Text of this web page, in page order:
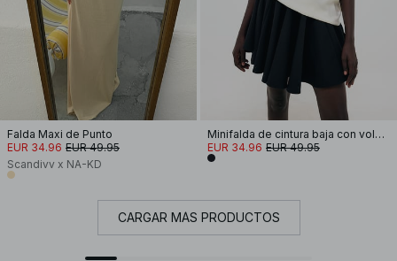
Falda Maxi de Punto
EUR 34.96 EUR 49.95
Scandivv x NA-KD
Minifalda de cintura baja con volumen
EUR 34.96 EUR 49.95
CARGAR MÁS PRODUCTOS